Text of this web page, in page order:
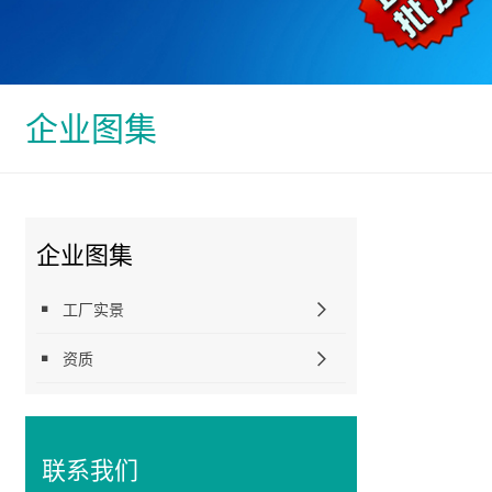
企业图集
企业图集
工厂实景
资质
联系我们